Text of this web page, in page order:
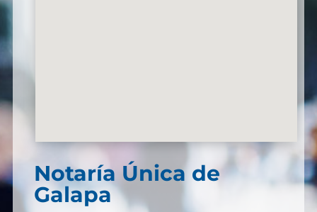
Notaría Única de
Galapa